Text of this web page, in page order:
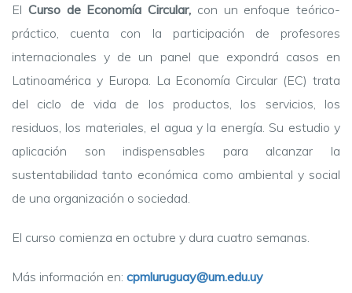
El Curso de Economía Circular, con un enfoque teórico-
práctico, cuenta con la participación de profesores
internacionales y de un panel que expondrá casos en
Latinoamérica y Europa.
La Economía Circular (EC) trata
del ciclo de vida de los productos, los servicios, los
residuos, los materiales, el agua y la energía. Su estudio y
aplicación son indispensables para alcanzar la
sustentabilidad tanto económica como ambiental y social
de una organización o sociedad.
El curso comienza en octubre y dura cuatro semanas.
Más información en: cpmluruguay@um.edu.uy